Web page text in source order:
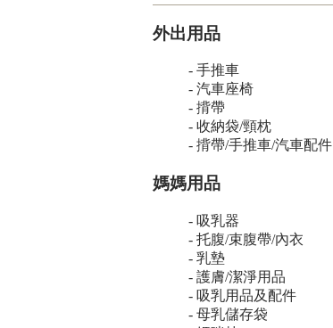
外出用品
- 手推車
- 汽車座椅
- 揹帶
- 收納袋/頸枕
- 揹帶/手推車/汽車配件
媽媽用品
- 吸乳器
- 托腹/束腹帶/內衣
- 乳墊
- 護膚/潔淨用品
- 吸乳用品及配件
- 母乳儲存袋